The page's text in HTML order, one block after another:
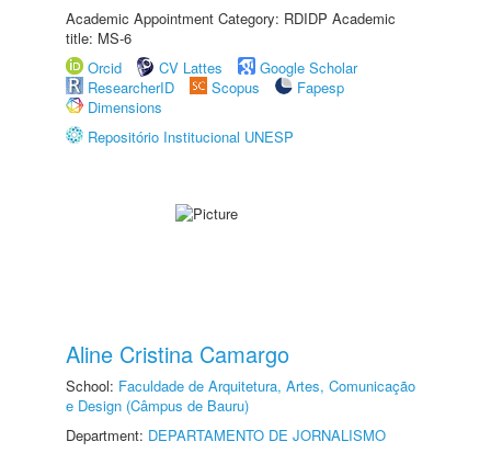
Academic Appointment Category: RDIDP Academic
title: MS-6
Orcid
CV Lattes
Google Scholar
ResearcherID
Scopus
Fapesp
Dimensions
Repositório Institucional UNESP
Aline Cristina Camargo
School: Faculdade de Arquitetura, Artes, Comunicação
e Design (Câmpus de Bauru)
Department: DEPARTAMENTO DE JORNALISMO